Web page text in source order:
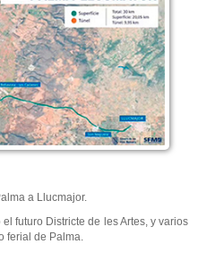
a Llucmajor.
futuro Districte de les Artes, y varios
ferial de Palma.